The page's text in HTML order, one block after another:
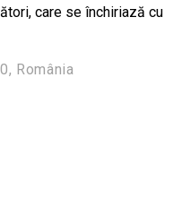
care se închiriază cu
România